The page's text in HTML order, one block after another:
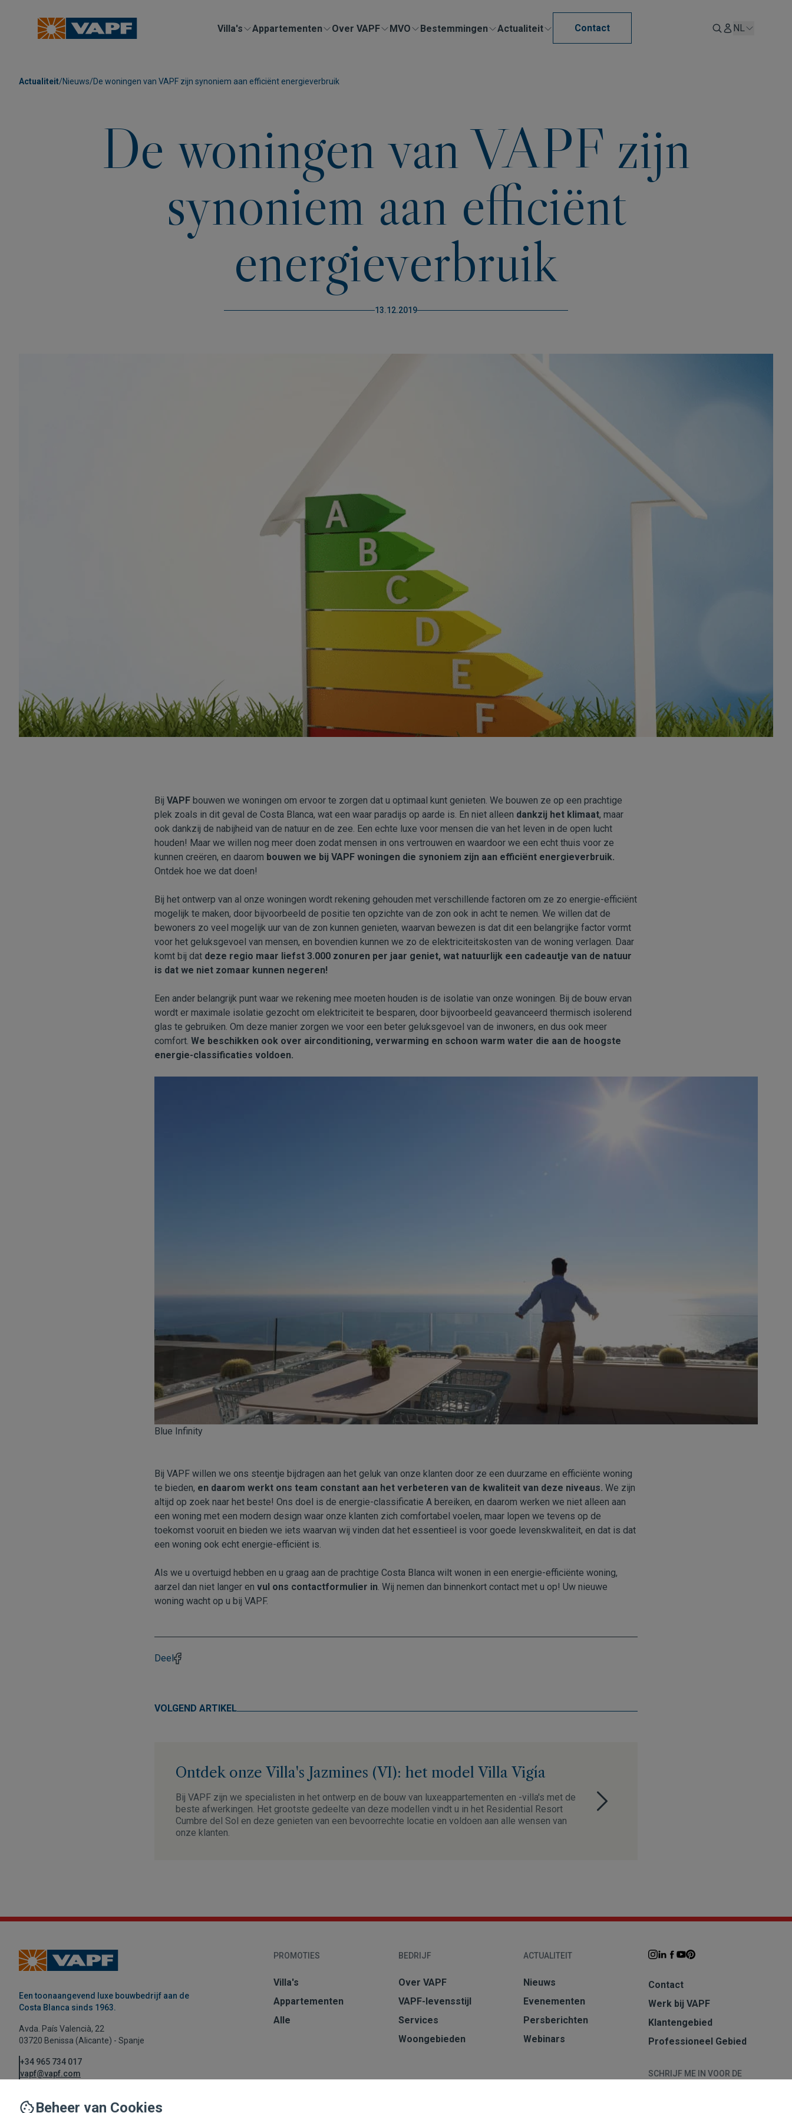
Villa's Appartementen Over VAPF MVO Bestemmingen Actualiteit Contact NL
Actualiteit/Nieuws/De woningen van VAPF zijn synoniem aan efficiënt energieverbruik
De woningen van VAPF zijn
synoniem aan efficiënt
energieverbruik
13.12.2019
Bij VAPF bouwen we woningen om ervoor te zorgen dat u optimaal kunt genieten. We bouwen ze op een prachtige
plek zoals in dit geval de Costa Blanca, wat een waar paradijs op aarde is. En niet alleen dankzij het klimaat, maar
ook dankzij de nabijheid van de natuur en de zee. Een echte luxe voor mensen die van het leven in de open lucht
houden! Maar we willen nog meer doen zodat mensen in ons vertrouwen en waardoor we een echt thuis voor ze
kunnen creëren, en daarom bouwen we bij VAPF woningen die synoniem zijn aan efficiënt energieverbruik.
Ontdek hoe we dat doen!
Bij het ontwerp van al onze woningen wordt rekening gehouden met verschillende factoren om ze zo energie-efficiënt
mogelijk te maken, door bijvoorbeeld de positie ten opzichte van de zon ook in acht te nemen. We willen dat de
bewoners zo veel mogelijk uur van de zon kunnen genieten, waarvan bewezen is dat dit een belangrijke factor vormt
voor het geluksgevoel van mensen, en bovendien kunnen we zo de elektriciteitskosten van de woning verlagen. Daar
komt bij dat deze regio maar liefst 3.000 zonuren per jaar geniet, wat natuurlijk een cadeautje van de natuur
is dat we niet zomaar kunnen negeren!
Een ander belangrijk punt waar we rekening mee moeten houden is de isolatie van onze woningen. Bij de bouw ervan
wordt er maximale isolatie gezocht om elektriciteit te besparen, door bijvoorbeeld geavanceerd thermisch isolerend
glas te gebruiken. Om deze manier zorgen we voor een beter geluksgevoel van de inwoners, en dus ook meer
comfort. We beschikken ook over airconditioning, verwarming en schoon warm water die aan de hoogste
energie-classificaties voldoen.
Blue Infinity
Bij VAPF willen we ons steentje bijdragen aan het geluk van onze klanten door ze een duurzame en efficiënte woning
te bieden, en daarom werkt ons team constant aan het verbeteren van de kwaliteit van deze niveaus. We zijn
altijd op zoek naar het beste! Ons doel is de energie-classificatie A bereiken, en daarom werken we niet alleen aan
een woning met een modern design waar onze klanten zich comfortabel voelen, maar lopen we tevens op de
toekomst vooruit en bieden we iets waarvan wij vinden dat het essentieel is voor goede levenskwaliteit, en dat is dat
een woning ook echt energie-efficiënt is.
Als we u overtuigd hebben en u graag aan de prachtige Costa Blanca wilt wonen in een energie-efficiënte woning,
aarzel dan niet langer en vul ons contactformulier in. Wij nemen dan binnenkort contact met u op! Uw nieuwe
woning wacht op u bij VAPF.
Deel
VOLGEND ARTIKEL
Ontdek onze Villa's Jazmines (VI): het model Villa Vigía
Bij VAPF zijn we specialisten in het ontwerp en de bouw van luxeappartementen en -villa's met de
beste afwerkingen. Het grootste gedeelte van deze modellen vindt u in het Residential Resort
Cumbre del Sol en deze genieten van een bevoorrechte locatie en voldoen aan alle wensen van
onze klanten.
Een toonaangevend luxe bouwbedrijf aan de
Costa Blanca sinds 1963.
Avda. País Valencià, 22
03720 Benissa (Alicante) - Spanje
+34 965 734 017
vapf@vapf.com
PROMOTIES
Villa's
Appartementen
Alle
BEDRIJF
Over VAPF
VAPF-levensstijl
Services
Woongebieden
ACTUALITEIT
Nieuws
Evenementen
Persberichten
Webinars
Contact
Werk bij VAPF
Klantengebied
Professioneel Gebied
SCHRIJF ME IN VOOR DE
Beheer van Cookies